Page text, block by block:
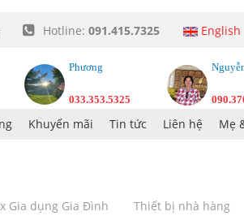
Hotline: 091.415.7325 English
Phương
033.353.5325
Khuyến mãi Tin tức Liên hệ Mẹ
Gia dụng Gia Đình Thiết bị nhà hàng